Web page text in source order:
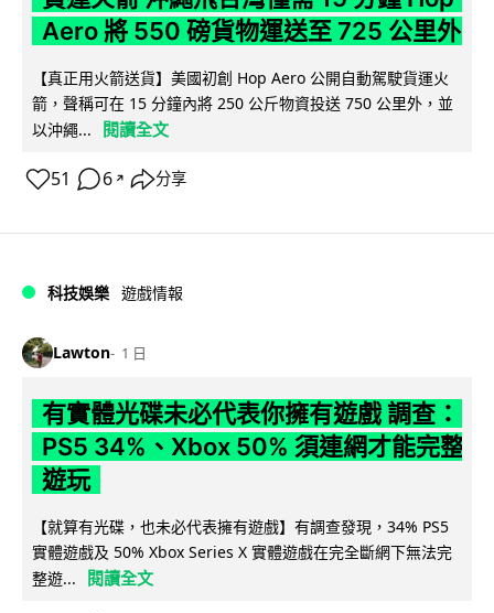
Aero 將 550 磅貨物運送至 725 公里外
【真正用火箭送貨】美國初創 Hop Aero 公開自動駕駛貨運火
箭，聲稱可在 15 分鐘內將 250 公斤物資投送 750 公里外，並
以沖繩...
閱讀全文
51 6 ↗ 分享
科技娛樂 遊戲情報
Lawton 1 日
有實體光碟未必代表你擁有遊戲 調查：
PS5 34%、Xbox 50% 須連網才能完整
遊玩
【就算有光碟，也未必代表擁有遊戲】有調查發現，34% PS5
實體遊戲及 50% Xbox Series X 實體遊戲在完全斷網下無法完
整遊...
閱讀全文